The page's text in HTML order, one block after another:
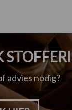
advies nodig?